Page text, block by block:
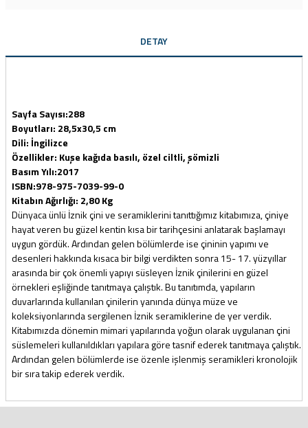
DETAY
Sayfa Sayısı:288
Boyutları: 28,5x30,5 cm
Dili: İngilizce
Özellikler: Kuşe kağıda basılı, özel ciltli, şömizli
Basım Yılı:2017
ISBN:978-975-7039-99-0
Kitabın Ağırlığı: 2,80 Kg
Dünyaca ünlü İznik çini ve seramiklerini tanıttığımız kitabımıza, çiniye
hayat veren bu güzel kentin kısa bir tarihçesini anlatarak başlamayı
uygun gördük. Ardından gelen bölümlerde ise çininin yapımı ve
desenleri hakkında kısaca bir bilgi verdikten sonra 15- 17. yüzyıllar
arasında bir çok önemli yapıyı süsleyen İznik çinilerini en güzel
örnekleri eşliğinde tanıtmaya çalıştık. Bu tanıtımda, yapıların
duvarlarında kullanılan çinilerin yanında dünya müze ve
koleksiyonlarında sergilenen İznik seramiklerine de yer verdik.
Kitabımızda dönemin mimari yapılarında yoğun olarak uygulanan çini
süslemeleri kullanıldıkları yapılara göre tasnif ederek tanıtmaya çalıştık.
Ardından gelen bölümlerde ise özenle işlenmiş seramikleri kronolojik
bir sıra takip ederek verdik.